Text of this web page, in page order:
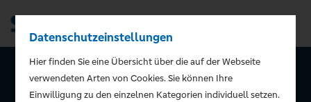
ALLE EVENTS
Datenschutzeinstellungen
Hier finden Sie eine Übersicht über die auf der Webseite
verwendeten Arten von Cookies. Sie können Ihre
Einwilligung zu den einzelnen Kategorien individuell setzen.